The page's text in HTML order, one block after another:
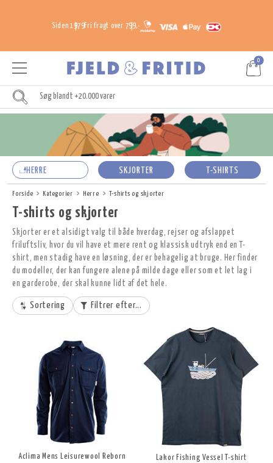
Siden 1979Fri fragt over 799,-
0
HERRE SKJORTER T-SHIRTS
Forside Kategorier Herre T-shirts og skjorter
T-shirts og skjorter
Skjorter er et alsidigt valg til både hverdag, rejser og afslappet
friluftsliv, hvor du vil have et mere rent og klassisk udtryk end en T-
shirt, men stadig have en løsning, der er behagelig at bruge. Her finder
du modeller, der kan fungere alene på milde dage eller som et let lag i
en garderobe, der skal kunne lidt af det hele.
Sortering Filtrer efter...
Aclima Mens Leisurewool Reborn
Lakor Fishing Vessel T-shirt